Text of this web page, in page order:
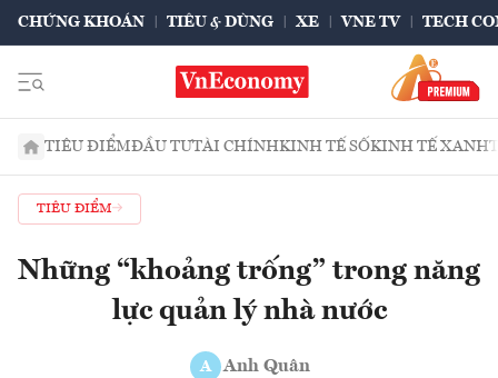
CHỨNG KHOÁN TIÊU & DÙNG XE VNE TV TECH
TIÊU ĐIỂMĐẦU TƯTÀI CHÍNHKINH TẾ SỐKINH TẾ XANH
TIÊU ĐIỂM
Những “khoảng trống” trong năng
lực quản lý nhà nước
A Anh Quân